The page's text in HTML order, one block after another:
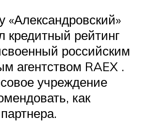
«Александровский»
кредитный рейтинг
российским
агентством RAEX .
учреждение
как